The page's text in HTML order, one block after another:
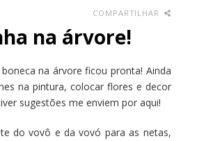
COMPARTILHAR
na árvore!
na árvore ficou pronta! Ainda
na pintura, colocar flores e decor
sugestões me enviem por aqui!
do vovô e da vovó para as netas,